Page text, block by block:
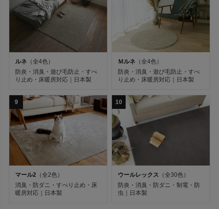
ルネ （全4色）
防炎・消臭・遊び毛防止・すべ
り止め・床暖房対応｜日本製
Ｍルネ （全4色）
防炎・消臭・遊び毛防止・すべ
り止め・床暖房対応｜日本製
9
マール2 （全2色）
消臭・防ダニ・すべり止め・床
暖房対応｜日本製
10
ウールレックス （全30色）
防炎・消臭・防ダニ・制電・防
虫｜日本製
機能
カラー
キーワード
並び順